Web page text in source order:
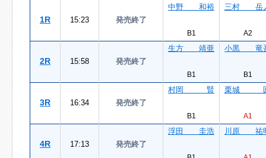
1R 15:23 発売終了
中野 和裕
B1
三村 岳
A2
2R 15:58 発売終了
生方 靖亜
B1
小黒 竜
B1
3R 16:34 発売終了
村岡 賢
B1
栗城
A1
4R 17:13 発売終了
浮田 圭浩 川原 祐